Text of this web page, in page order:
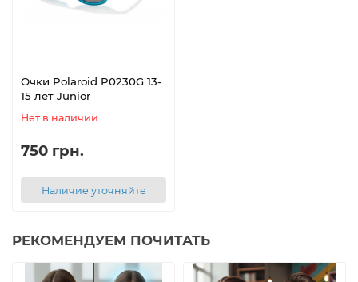
Очки Polaroid P0230G 13-
15 лет Junior
Нет в наличии
750 грн.
Наличие уточняйте
РЕКОМЕНДУЕМ ПОЧИТАТЬ